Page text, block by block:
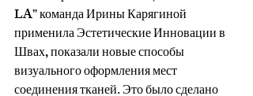
LA” команда Ирины Карягиной
применила Эстетические Инновации в
Швах, показали новые способы
визуального оформления мест
соединения тканей. Это было сделано